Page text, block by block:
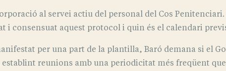
al servei actiu del personal del Cos
i consensuat aquest protocol i quin és el calendari
per una part de la plantilla, Baró demana si el
reunions amb una periodicitat més freqüent